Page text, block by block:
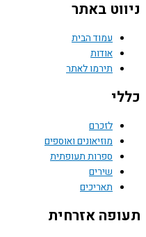
באתר
עמוד הבית
אודות
תירמו לאתר
לזכרם
מוזיאונים ואוספים
ספרות תעופתית
שירים
תאריכים
אזרחית